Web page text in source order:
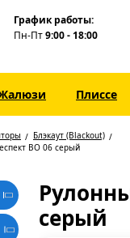
График работы:
Пн-Пт9:00 - 18:00
Плиссе
Блэкаут (Blackout)
BO 06 серый
серый